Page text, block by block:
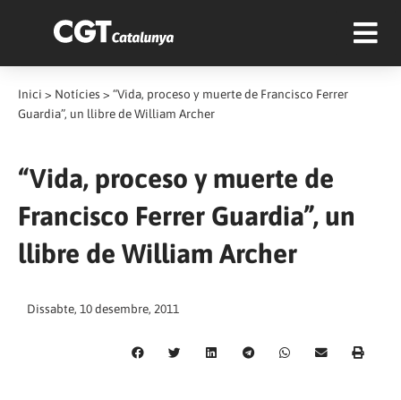
Inici > Notícies > “Vida, proceso y muerte de Francisco Ferrer
Guardia”, un llibre de William Archer
“Vida, proceso y muerte de
Francisco Ferrer Guardia”, un
llibre de William Archer
Dissabte, 10 desembre, 2011